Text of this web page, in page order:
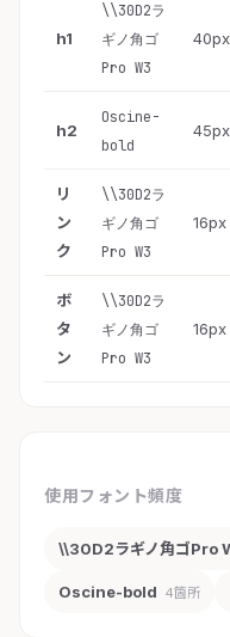
h1
\\30D2ラ
ギノ角ゴ
Pro W3
40px
h2
Oscine-
bold
45px
リ
ン
ク
\\30D2ラ
ギノ角ゴ
Pro W3
16px
ボ
タ
ン
\\30D2ラ
ギノ角ゴ
Pro W3
16px
使用フォント頻度
\\30D2ラギノ角ゴPro
Oscine-bold 4箇所